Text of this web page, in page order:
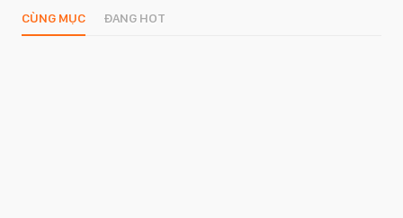
CÙNG MỤC ĐANG HOT